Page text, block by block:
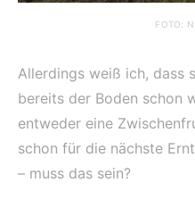
FOTO:
Allerdings weiß ich, dass
bereits der Boden schon
entweder eine
schon für die nächste
– muss das sein?